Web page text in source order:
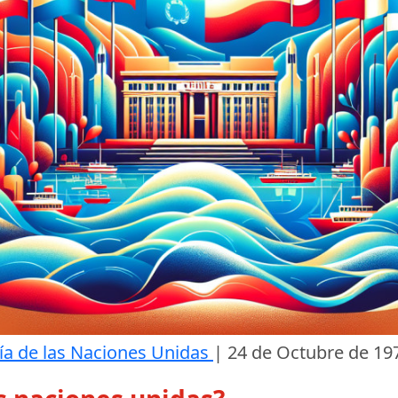
de las Naciones Unidas | 24 de Octubre de